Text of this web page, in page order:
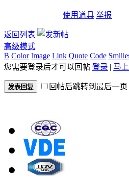
使用道具 举报
返回列表
高级模式
B Color Image Link Quote Code
您需要登录后才可以回帖 登录 | 马
发表回复 回帖后跳转到最后一页